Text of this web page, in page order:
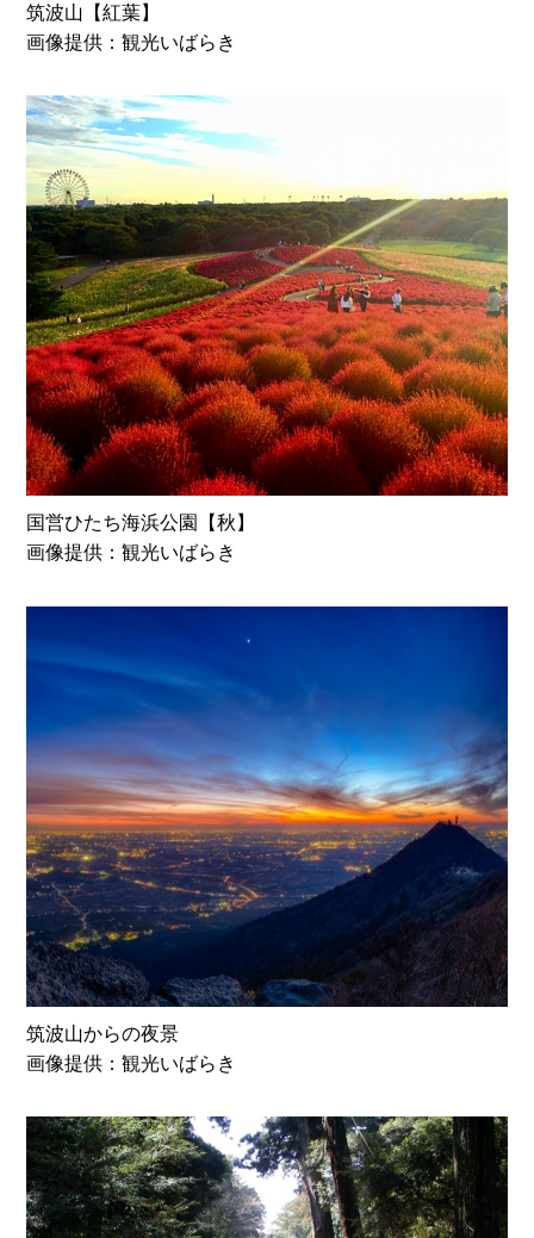
筑波山【紅葉】
画像提供：観光いばらき
国営ひたち海浜公園【秋】
画像提供：観光いばらき
筑波山からの夜景
画像提供：観光いばらき